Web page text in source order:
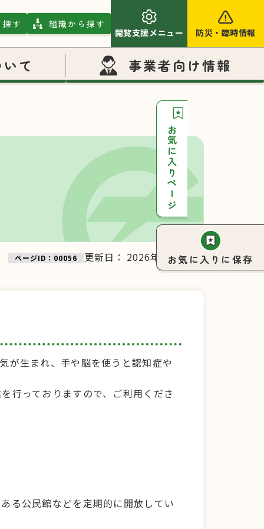
す 組織から探す
閲覧支援メニュー 防災 ・ 臨時情報
て 事業者向け情報
お気に入りページ
お気に入りに保存
ページID：00056 更新日： 2026年06月08日
が生まれ、手や脳を使うと認知症や
行っておりますので、ご利用くださ
る公民館などを定期的に開放してい